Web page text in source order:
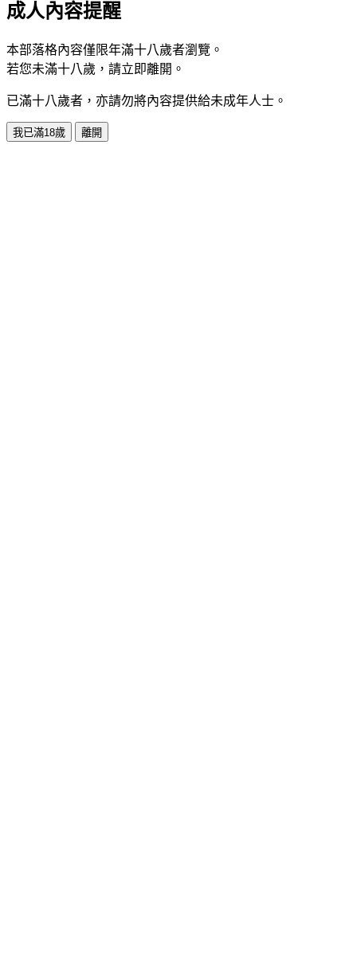
成人內容提醒
本部落格內容僅限年滿十八歲者瀏覽。
若您未滿十八歲，請立即離開。
已滿十八歲者，亦請勿將內容提供給未成年人士。
我已滿18歲 離開